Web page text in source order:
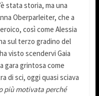
stata storia, ma una
Oberparleiter, che a
così come Alessia
sul terzo gradino del
visto scendervi Gaia
gara grintosa come
di sci, oggi quasi sciava
più motivata perché